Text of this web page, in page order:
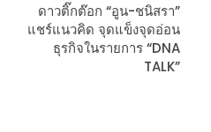
ดาวติ๊กต๊อก “อูน-ชนิสรา”
แชร์แนวคิด จุดแข็งจุดอ่อน
ธุรกิจในรายการ “DNA
TALK”